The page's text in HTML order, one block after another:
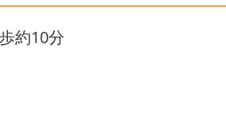
約10分